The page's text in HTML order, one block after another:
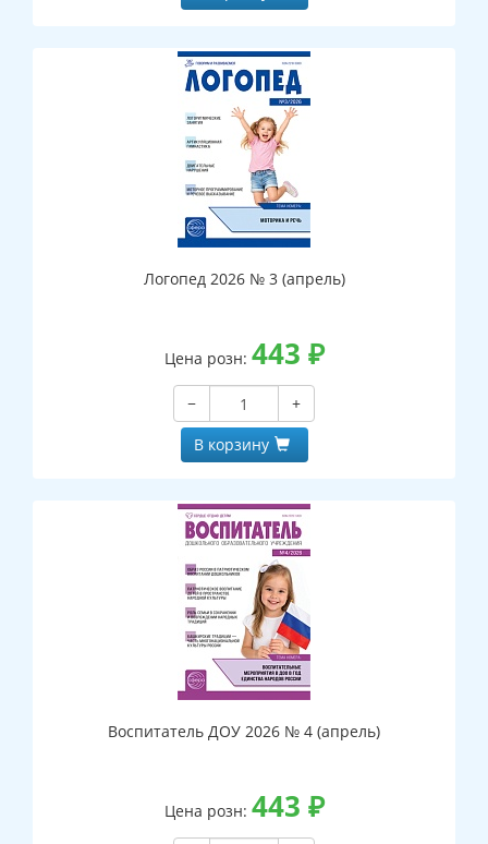
Логопед 2026 № 3 (апрель)
Цена розн: 443 ₽
−
+
В корзину
Воспитатель ДОУ 2026 № 4 (апрель)
Цена розн: 443 ₽